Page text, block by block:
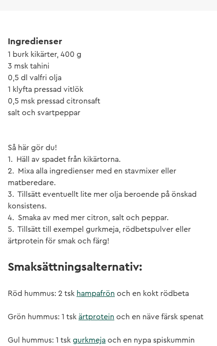
Ingredienser
1 burk kikärter, 400 g
3 msk tahini
0,5 dl valfri olja
1 klyfta pressad vitlök
0,5 msk pressad citronsaft
salt och svartpeppar
Så här gör du!
1. Häll av spadet från kikärtorna.
2. Mixa alla ingredienser med en stavmixer eller
matberedare.
3. Tillsätt eventuellt lite mer olja beroende på önskad
konsistens.
4. Smaka av med mer citron, salt och peppar.
5. Tillsätt till exempel gurkmeja, rödbetspulver eller
ärtprotein för smak och färg!
Smaksättningsalternativ:
Röd hummus: 2 tsk hampafrön och en kokt rödbeta
Grön hummus: 1 tsk ärtprotein och en näve färsk spenat
Gul hummus: 1 tsk gurkmeja och en nypa spiskummin